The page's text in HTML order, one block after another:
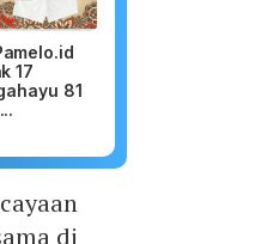
17
81
di